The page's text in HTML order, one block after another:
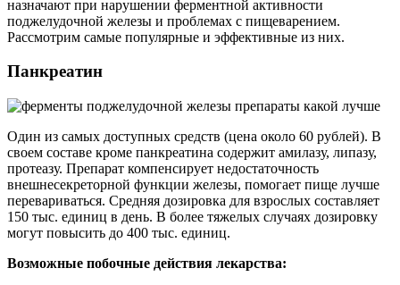
назначают при нарушении ферментной активности
поджелудочной железы и проблемах с пищеварением.
Рассмотрим самые популярные и эффективные из них.
Панкреатин
Один из самых доступных средств (цена около 60 рублей). В
своем составе кроме панкреатина содержит амилазу, липазу,
протеазу. Препарат компенсирует недостаточность
внешнесекреторной функции железы, помогает пище лучше
перевариваться. Средняя дозировка для взрослых составляет
150 тыс. единиц в день. В более тяжелых случаях дозировку
могут повысить до 400 тыс. единиц.
Возможные побочные действия лекарства: